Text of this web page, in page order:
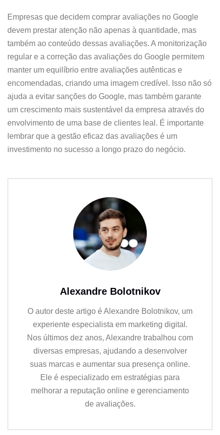
Empresas que decidem comprar avaliações no Google
devem prestar atenção não apenas à quantidade, mas
também ao conteúdo dessas avaliações. A monitorização
regular e a correção das avaliações do Google permitem
manter um equilíbrio entre avaliações autênticas e
encomendadas, criando uma imagem credível. Isso não só
ajuda a evitar sanções do Google, mas também garante
um crescimento mais sustentável da empresa através do
envolvimento de uma base de clientes leal. É importante
lembrar que a gestão eficaz das avaliações é um
investimento no sucesso a longo prazo do negócio.
Alexandre Bolotnikov
O autor deste artigo é Alexandre Bolotnikov, um
experiente especialista em marketing digital.
Nos últimos dez anos, Alexandre trabalhou com
diversas empresas, ajudando a desenvolver
suas marcas e aumentar sua presença online.
Ele é especializado em estratégias para
melhorar a reputação online e gerenciamento
de avaliações.